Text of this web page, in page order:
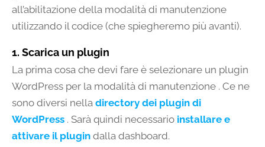
all’abilitazione della modalità di manutenzione
utilizzando il codice (che spiegheremo più avanti).
1. Scarica un plugin
La prima cosa che devi fare è selezionare un plugin
WordPress per la modalità di manutenzione . Ce ne
sono diversi nella directory dei plugin di
WordPress . Sarà quindi necessario installare e
attivare il plugin dalla dashboard.